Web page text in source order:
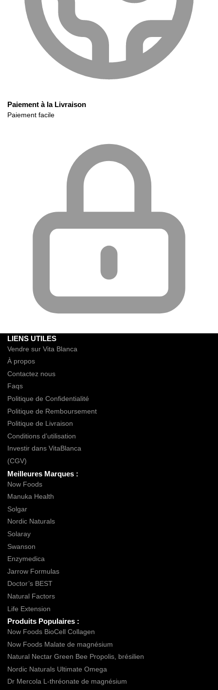
Paiement à la Livraison
Paiement facile
LIENS UTILES
Vendre sur Vita Blanca
À propos
Contactez nous
Faqs
Politique de Confidentialité
Politique de Remboursement
Politique de Livraison
Conditions d’utilisation
Investir dans VitaBlanca
(CGV)
Meilleures Marques :
Now Foods
Manuka Health
Solgar
Nordic Naturals
Solaray
Swanson
Enzymedica
Jarrow Formulas
Doctor’s BEST
Natural Factors
Life Extension
Produits Populaires :
Now Foods BioCell Collagen
Now Foods Malate de magnésium
Natural Nectar Green Bee Propolis, brésilien
Nordic Naturals Ultimate Omega
Dr Mercola L-thréonate de magnésium